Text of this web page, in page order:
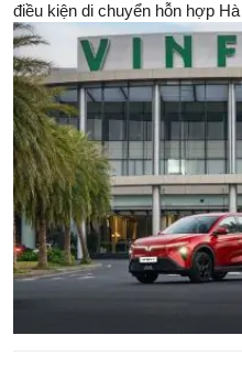
điều kiện di chuyển hỗn hợp